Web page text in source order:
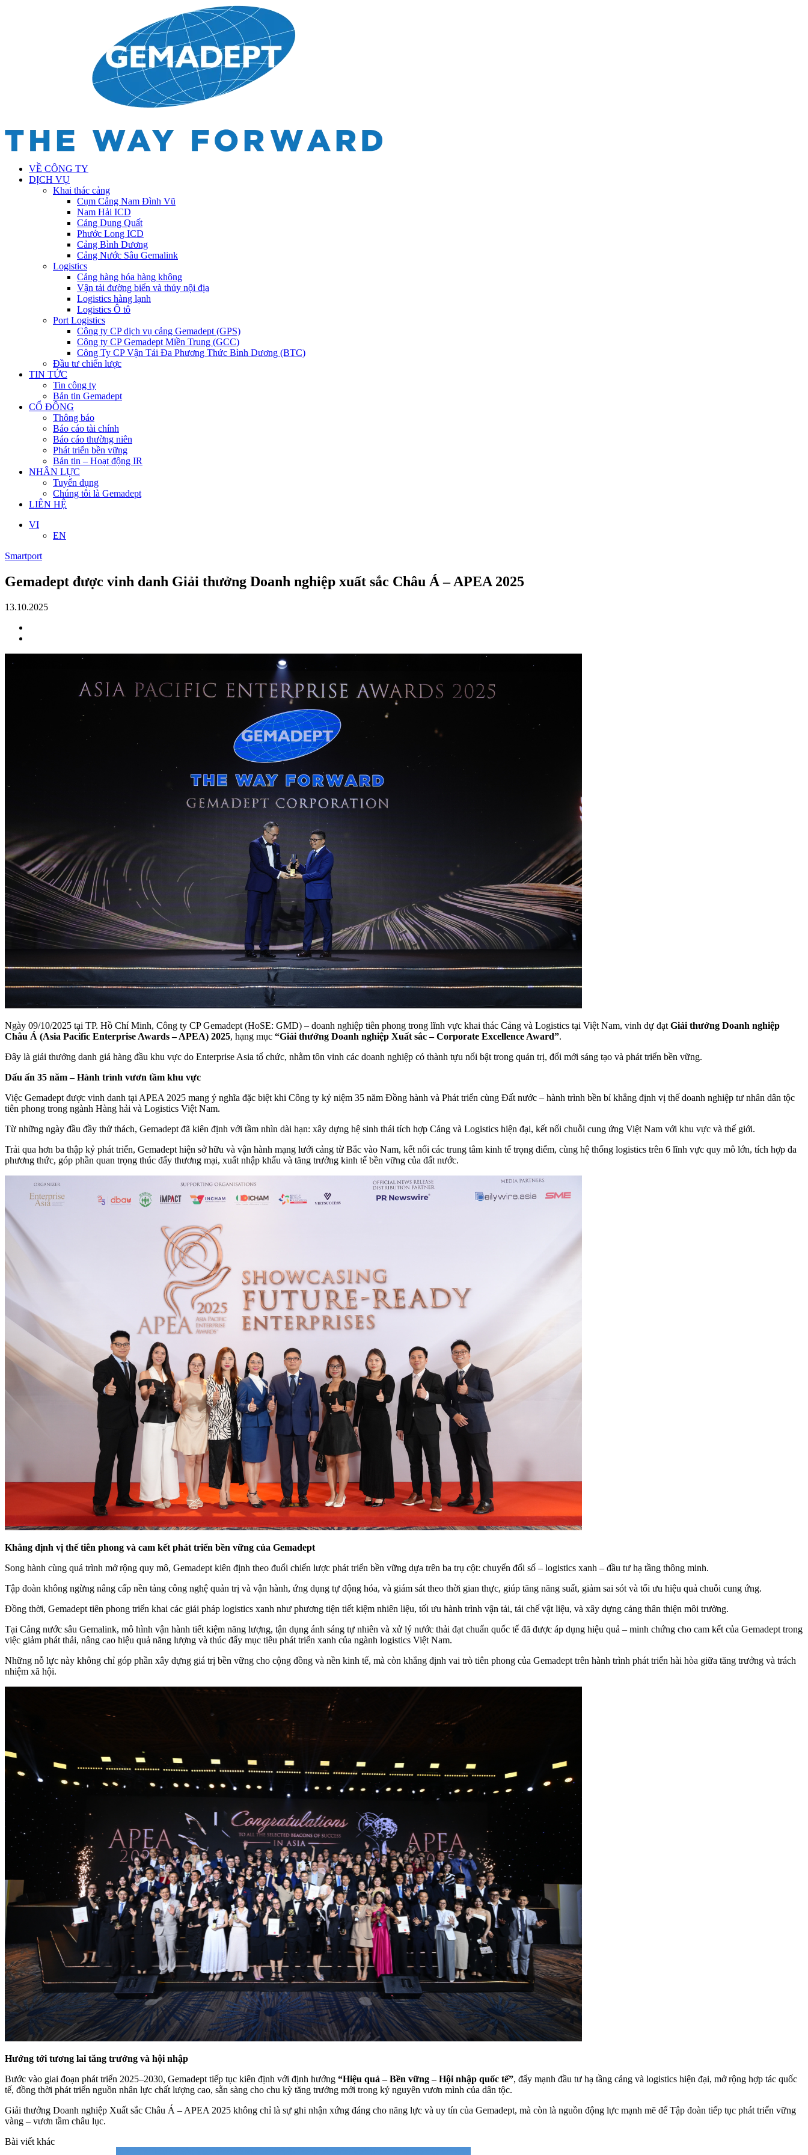
VỀ CÔNG TY
DỊCH VỤ
Khai thác cảng
Cụm Cảng Nam Đình Vũ
Nam Hải ICD
Cảng Dung Quất
Phước Long ICD
Cảng Bình Dương
Cảng Nước Sâu Gemalink
Logistics
Cảng hàng hóa hàng không
Vận tải đường biển và thủy nội địa
Logistics hàng lạnh
Logistics Ô tô
Port Logistics
Công ty CP dịch vụ cảng Gemadept (GPS)
Công ty CP Gemadept Miền Trung (GCC)
Công Ty CP Vận Tải Đa Phương Thức Bình Dương (BTC)
Đầu tư chiến lược
TIN TỨC
Tin công ty
Bản tin Gemadept
CỔ ĐÔNG
Thông báo
Báo cáo tài chính
Báo cáo thường niên
Phát triển bền vững
Bản tin – Hoạt động IR
NHÂN LỰC
Tuyển dụng
Chúng tôi là Gemadept
LIÊN HỆ
VI
EN
Smartport
Gemadept được vinh danh Giải thưởng Doanh nghiệp xuất sắc Châu Á – APEA 2025
13.10.2025
Ngày 09/10/2025 tại TP. Hồ Chí Minh, Công ty CP Gemadept (HoSE: GMD) – doanh nghiệp tiên phong trong lĩnh vực khai thác Cảng và Logistics tại Việt Nam, vinh dự đạt Giải thưởng Doanh nghiệp
Châu Á (Asia Pacific Enterprise Awards – APEA) 2025, hạng mục “Giải thưởng Doanh nghiệp Xuất sắc – Corporate Excellence Award”.
Đây là giải thưởng danh giá hàng đầu khu vực do Enterprise Asia tổ chức, nhằm tôn vinh các doanh nghiệp có thành tựu nổi bật trong quản trị, đổi mới sáng tạo và phát triển bền vững.
Dấu ấn 35 năm – Hành trình vươn tầm khu vực
Việc Gemadept được vinh danh tại APEA 2025 mang ý nghĩa đặc biệt khi Công ty kỷ niệm 35 năm Đồng hành và Phát triển cùng Đất nước – hành trình bền bỉ khẳng định vị thế doanh nghiệp tư nhân dân tộc
tiên phong trong ngành Hàng hải và Logistics Việt Nam.
Từ những ngày đầu đầy thử thách, Gemadept đã kiên định với tầm nhìn dài hạn: xây dựng hệ sinh thái tích hợp Cảng và Logistics hiện đại, kết nối chuỗi cung ứng Việt Nam với khu vực và thế giới.
Trải qua hơn ba thập kỷ phát triển, Gemadept hiện sở hữu và vận hành mạng lưới cảng từ Bắc vào Nam, kết nối các trung tâm kinh tế trọng điểm, cùng hệ thống logistics trên 6 lĩnh vực quy mô lớn, tích hợp đa
phương thức, góp phần quan trọng thúc đẩy thương mại, xuất nhập khẩu và tăng trưởng kinh tế bền vững của đất nước.
Khẳng định vị thế tiên phong và cam kết phát triển bền vững của Gemadept
Song hành cùng quá trình mở rộng quy mô, Gemadept kiên định theo đuổi chiến lược phát triển bền vững dựa trên ba trụ cột: chuyển đổi số – logistics xanh – đầu tư hạ tầng thông minh.
Tập đoàn không ngừng nâng cấp nền tảng công nghệ quản trị và vận hành, ứng dụng tự động hóa, và giám sát theo thời gian thực, giúp tăng năng suất, giảm sai sót và tối ưu hiệu quả chuỗi cung ứng.
Đồng thời, Gemadept tiên phong triển khai các giải pháp logistics xanh như phương tiện tiết kiệm nhiên liệu, tối ưu hành trình vận tải, tái chế vật liệu, và xây dựng cảng thân thiện môi trường.
Tại Cảng nước sâu Gemalink, mô hình vận hành tiết kiệm năng lượng, tận dụng ánh sáng tự nhiên và xử lý nước thải đạt chuẩn quốc tế đã được áp dụng hiệu quả – minh chứng cho cam kết của Gemadept trong
việc giảm phát thải, nâng cao hiệu quả năng lượng và thúc đẩy mục tiêu phát triển xanh của ngành logistics Việt Nam.
Những nỗ lực này không chỉ góp phần xây dựng giá trị bền vững cho cộng đồng và nền kinh tế, mà còn khẳng định vai trò tiên phong của Gemadept trên hành trình phát triển hài hòa giữa tăng trưởng và trách
nhiệm xã hội.
Hướng tới tương lai tăng trưởng và hội nhập
Bước vào giai đoạn phát triển 2025–2030, Gemadept tiếp tục kiên định với định hướng “Hiệu quả – Bền vững – Hội nhập quốc tế”, đẩy mạnh đầu tư hạ tầng cảng và logistics hiện đại, mở rộng hợp tác quốc
tế, đồng thời phát triển nguồn nhân lực chất lượng cao, sẵn sàng cho chu kỳ tăng trưởng mới trong kỷ nguyên vươn mình của dân tộc.
Giải thưởng Doanh nghiệp Xuất sắc Châu Á – APEA 2025 không chỉ là sự ghi nhận xứng đáng cho năng lực và uy tín của Gemadept, mà còn là nguồn động lực mạnh mẽ để Tập đoàn tiếp tục phát triển vững
vàng – vươn tầm châu lục.
Bài viết khác